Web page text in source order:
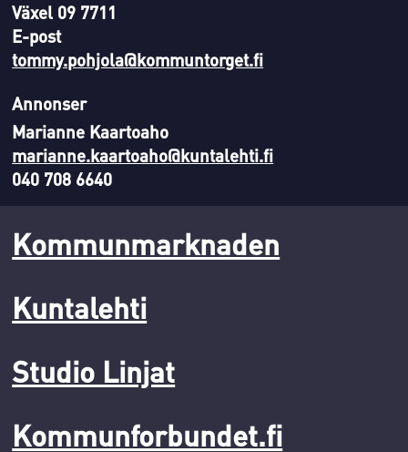
Växel 09 7711
E-post
tommy.pohjola@kommuntorget.fi
Annonser
Marianne Kaartoaho
marianne.kaartoaho@kuntalehti.fi
040 708 6640
Kommunmarknaden
Kuntalehti
Studio Linjat
Kommunforbundet.fi